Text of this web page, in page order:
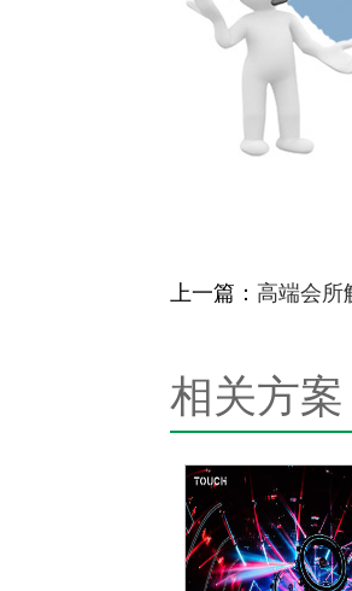
上一篇： 高端会所
相关方